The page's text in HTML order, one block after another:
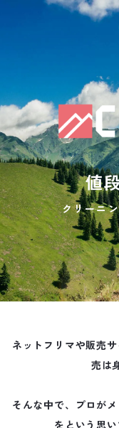
値
クリーニ
ネットフリマや販売
売は
そんな中で、プロが
をという思